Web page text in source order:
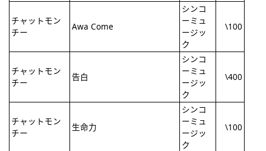
チャットモン
チー
Awa Come
シンコ
ーミュ
ージッ
ク
\100
チャットモン
チー
告白
シンコ
ーミュ
ージッ
ク
\400
チャットモン
チー
生命力
シンコ
ーミュ
ージッ
ク
\100